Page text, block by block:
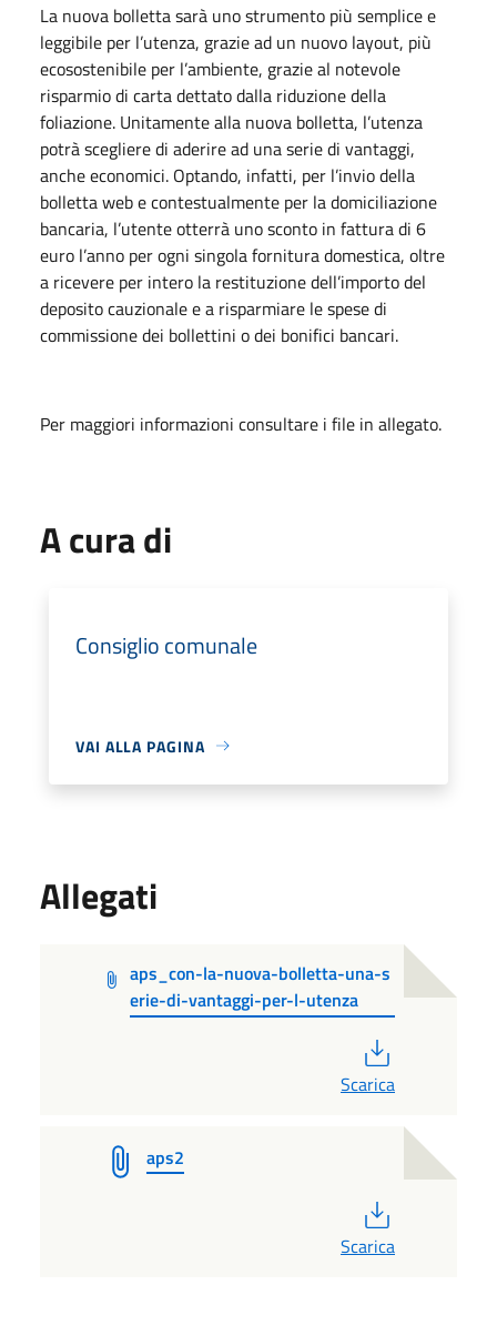
La nuova bolletta sarà uno strumento più semplice e
leggibile per l’utenza, grazie ad un nuovo layout, più
ecosostenibile per l’ambiente, grazie al notevole
risparmio di carta dettato dalla riduzione della
foliazione. Unitamente alla nuova bolletta, l’utenza
potrà scegliere di aderire ad una serie di vantaggi,
anche economici. Optando, infatti, per l’invio della
bolletta web e contestualmente per la domiciliazione
bancaria, l’utente otterrà uno sconto in fattura di 6
euro l’anno per ogni singola fornitura domestica, oltre
a ricevere per intero la restituzione dell’importo del
deposito cauzionale e a risparmiare le spese di
commissione dei bollettini o dei bonifici bancari.
Per maggiori informazioni consultare i file in allegato.
A cura di
Consiglio comunale
VAI ALLA PAGINA
Allegati
aps_con-la-nuova-bolletta-una-s
erie-di-vantaggi-per-l-utenza
Scarica
aps2
Scarica